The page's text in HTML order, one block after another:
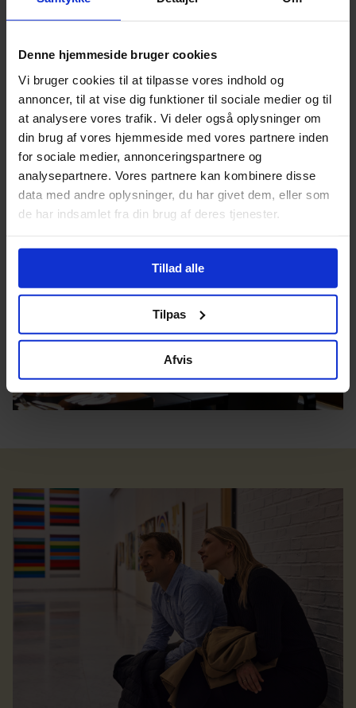
Denne hjemmeside bruger cookies
Vi bruger cookies til at tilpasse vores indhold og
annoncer, til at vise dig funktioner til sociale medier og til
at analysere vores trafik. Vi deler også oplysninger om
din brug af vores hjemmeside med vores partnere inden
for sociale medier, annonceringspartnere og
analysepartnere. Vores partnere kan kombinere disse
data med andre oplysninger, du har givet dem, eller som
de har indsamlet fra din brug af deres tjenester.
Tillad alle
Tilpas
Afvis
See the menu and book a table
Complete your evening with a visit to
Brasserie Kunsten, offering edible
masterpieces and a warm, welcoming
atmosphere.